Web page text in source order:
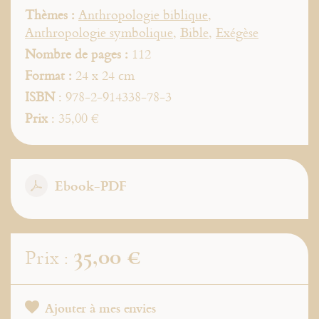
Thèmes : Anthropologie biblique,
Anthropologie symbolique, Bible, Exégèse
Nombre de pages : 112
Format : 24 x 24 cm
ISBN: 978-2-914338-78-3
Prix: 35,00 €
Ebook-PDF
Prix : 35,00 €
Ajouter à mes envies